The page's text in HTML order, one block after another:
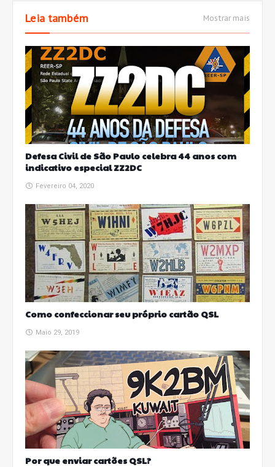
Leia também Mostrar mais
Defesa Civil de São Paulo celebra 44 anos com
indicativo especial ZZ2DC
Fevereiro 04, 2020
Como confeccionar seu próprio cartão QSL
Maio 29, 2019
Por que enviar cartões QSL?